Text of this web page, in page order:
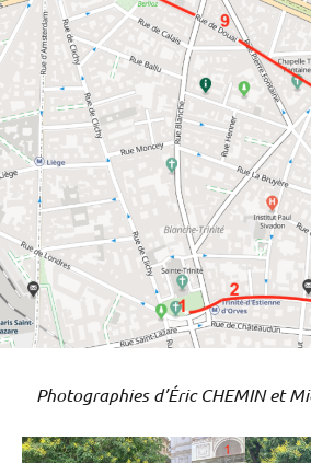
Photographies d’Éric CHEMIN et